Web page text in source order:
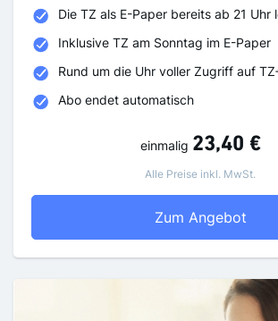
Die TZ als E-Paper bereits ab 21 Uhr
Inklusive TZ am Sonntag im E-Paper
Rund um die Uhr voller Zugriff auf
Abo endet automatisch
einmalig 23,40 €
Alle Preise inkl. MwSt.
Zum Angebot6